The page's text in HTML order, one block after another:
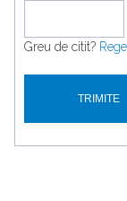
Greu de citit?